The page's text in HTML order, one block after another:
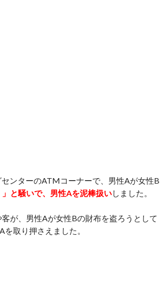
ンターのATMコーナーで、男性Aが女性B
と騒いで、男性Aを泥棒扱いしました。
が、男性Aが女性Bの財布を盗ろうとして
取り押さえました。